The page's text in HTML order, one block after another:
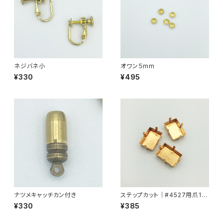
ネジバネ小
¥330
オワン５mm
¥495
ナツメキャッチカン付き
¥330
ステップカット｜#4527用爪14
mmx10mm
¥385